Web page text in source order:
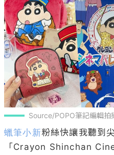
Source/POPO筆記編輯拍
蠟筆小新粉絲快讓我聽到
「Crayon Shinchan